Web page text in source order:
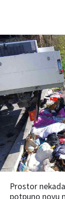
Prostor
potpuno novu